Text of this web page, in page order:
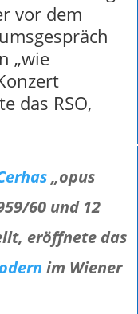
vor dem
„wie
das RSO,
„opus
60 und 12
eröffnete das
im Wiener